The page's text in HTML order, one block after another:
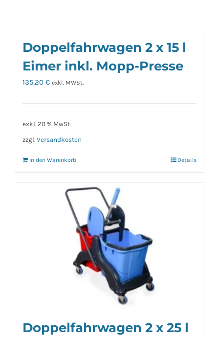
Doppelfahrwagen 2 x 15 l
Eimer inkl. Mopp-Presse
135,20 € exkl. MWSt.
exkl. 20 % MwSt.
zzgl. Versandkosten
In den Warenkorb Details
Doppelfahrwagen 2 x 25 l